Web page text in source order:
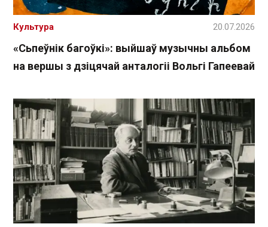
«Сьпеўнік багоўкі»: выйшаў музычны альбом
на вершы з дзіцячай анталогіі Вольгі Гапеевай
Культура 20.07.2026